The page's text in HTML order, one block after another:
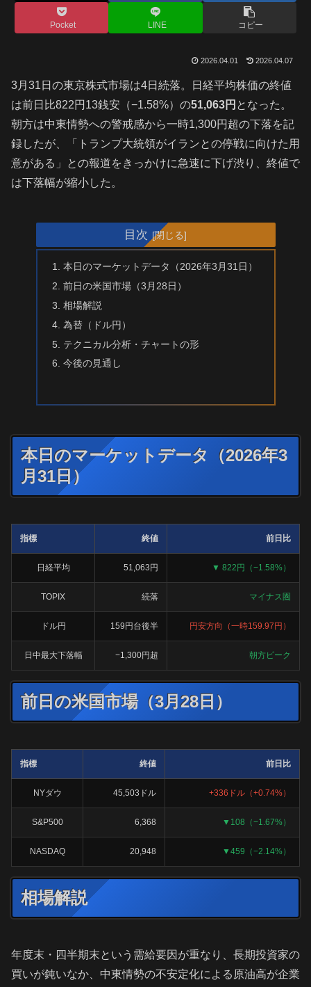
Pocket LINE コピー
2026.04.01 2026.04.07
3月31日の東京株式市場は4日続落。日経平均株価の終値
は前日比822円13銭安（−1.58%）の51,063円 となった。
朝方は中東情勢への警戒感から一時1,300円超の下落を記
録したが、「トランプ大統領がイランとの停戦に向けた用
意がある」との報道をきっかけに急速に下げ渋り、終値で
は下落幅が縮小した。
目次
本日のマーケットデータ（2026年3月31日）
前日の米国市場（3月28日）
相場解説
為替（ドル円）
テクニカル分析・チャートの形
今後の見通し
本日のマーケットデータ（2026年3
月31日）
指標 終値 前日比
日経平均 51,063円 ▼ 822円（−1.58%）
TOPIX 続落 マイナス圏
ドル円 159円台後半 円安方向（一時159.97円）
日中最大下落幅 −1,300円超 朝方ピーク
前日の米国市場（3月28日）
指標 終値 前日比
NYダウ 45,503ドル +336ドル（+0.74%）
S&P500 6,368 ▼108（−1.67%）
NASDAQ 20,948 ▼459（−2.14%）
相場解説
年度末・四半期末という需給要因が重なり、長期投資家の
買いが鈍いなか、中東情勢の不安定化による原油高が企業